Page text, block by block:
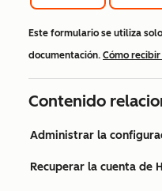
Este formulario se utiliza
documentación. Cómo
Contenido
Administrar la
Recuperar la cuenta de